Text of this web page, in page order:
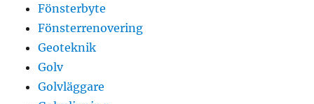
Fönsterbyte
Fönsterrenovering
Geoteknik
Golv
Golvläggare